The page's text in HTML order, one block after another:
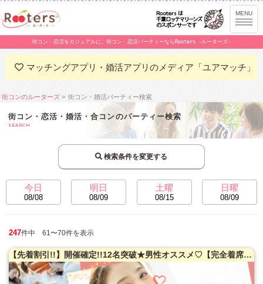
街コン・恋活をカジュアルに。街コン・恋活パーティーならRooters -ルーターズ-
マッチングアプリ・婚活アプリのメディア「ユアマッチ」
街コンのルーターズ 街コン・婚活パーティー検索
街コン・恋活・婚活・合コンのパーティー検索
SEARCH
検索条件を変更する
今日
08/08
明日
08/09
土曜
08/15
日曜
08/09
247件中 61〜70件を表示
【先着割引!!】開催確定!!12名突破★男性オススメ♡【完全着席★お席案内・席替えサポート】60名限定!!20・30代恋祭り★お盆休みの恋活大作戦!!!